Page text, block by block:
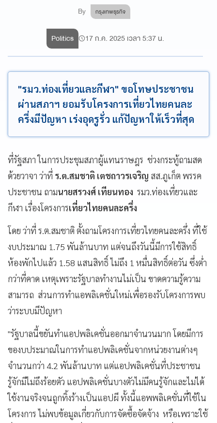
By กรุงเทพธุรกิจ
Politics 17 ก.ค. 2025 เวลา 5:37 น.
"รมว.ท่องเที่ยวและกีฬา" ขอโทษประชาชน
ผ่านสภาฯ ยอมรับโครงการเที่ยวไทยคนละ
ครึ่งมีปัญหา เร่งอุดรูรั่ว แก้ปัญหาให้เร็วที่สุด
ที่รัฐสภา ในการประชุมสภาผู้แทนราษฎร ช่วงกระทู้ถามสด
ด้วยวาจา ว่าที่ ร.ต.สมชาติ เตชถาวรเจริญ สส.ภูเก็ต พรรค
ประชาชน ถามนายสรวงศ์ เทียนทอง รมว.ท่องเที่ยวและ
กีฬา เรื่องโครงการเที่ยวไทยคนละครึ่ง
โดย ว่าที่ ร.ต.สมชาติ ตั้งถามโครงการเที่ยวไทยคนละครึ่ง ที่ใช้
งบประมาณ 1.75 พันล้านบาท แต่จนถึงวันนี้มีการใช้สิทธิ์
ห้องพักไปแล้ว 1.58 แสนสิทธิ์ ไม่ถึง 1 หมื่นสิทธิ์ต่อวัน ซึ่งต่ำ
กว่าที่คาด เหตุเพราะรัฐบาลทำงานไม่เป็น ขาดความรู้ความ
สามารถ ส่วนการทำแอพลิเคชั่นใหม่เพื่อรองรับโครงการพบ
ว่าระบบมีปัญหา
"รัฐบาลนี้ขยันทำแอปพลิเคชั่นออกมาจำนวนมาก โดยมีการ
ของบประมาณในการทำแอปพลิเคชั่นจากหน่วยงานต่างๆ
จำนวนกว่า 4.2 พันล้านบาท แต่แอปพลิเคชั่นที่ประชาชน
รู้จักมีไม่ถึงร้อยตัว แอปพลิเคชั่นบางตัวไม่มีคนรู้จักและไม่ได้
ใช้งานจริงจนถูกทิ้งร้างเป็นแอปผี ทั้งนี้แอพพลิเคชั่นที่ใช้ใน
โครงการ ไม่พบข้อมูลเกี่ยวกับการจัดซื้อจัดจ้าง หรือเพราะใช้